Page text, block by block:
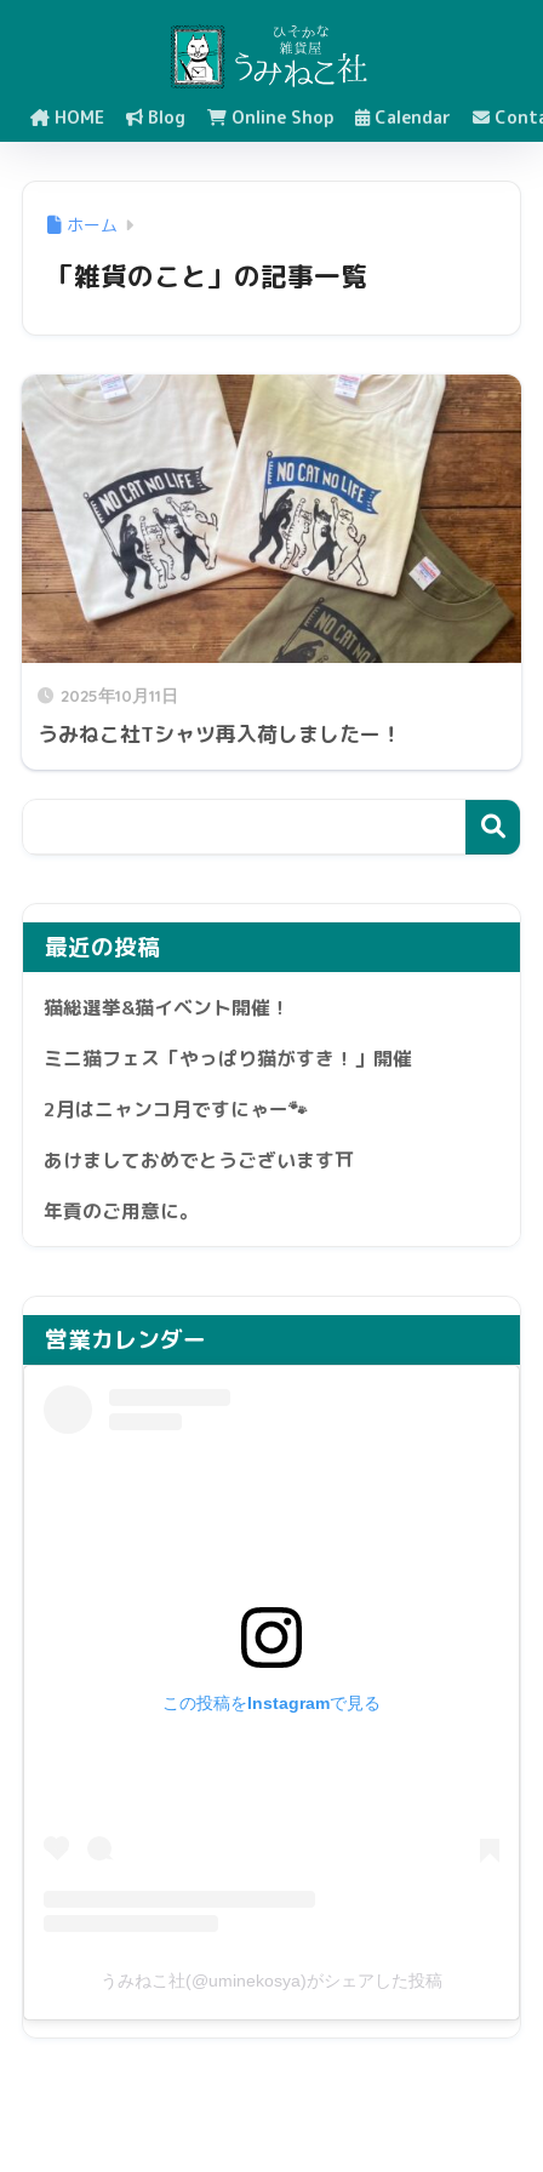
HOME Blog Online Shop Calendar
ホーム
「雑貨のこと」の記事一覧
2025年10月11日
うみねこ社Tシャツ再入荷しましたー！
最近の投稿
猫総選挙&猫イベント開催！
ミニ猫フェス「やっぱり猫がすき！」開催
2月はニャンコ月ですにゃー🐾
あけましておめでとうございます⛩️
年貢のご用意に。
営業カレンダー
この投稿をInstagramで見る
うみねこ社(@uminekosya)がシェアした投稿